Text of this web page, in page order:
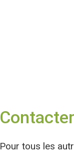
Pour tous les